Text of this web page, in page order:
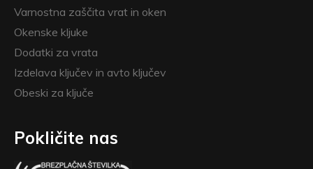
Varnostna zaščita vrat in oken
Okenske kljuke
Dodatki za vrata
Izdelava ključev in avto ključev
Obeski za ključe
Pokličite nas